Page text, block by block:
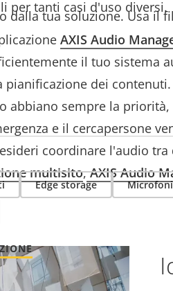
per tanti casi d'uso diversi.
AXIS Audio
il tuo sistema
pianificazione dei
abbiano sempre la
e il cercapersone
coordinare l'audio
multisito,AXIS Audio
dalla tua soluzione. Usa il
Edge storage Microfoni